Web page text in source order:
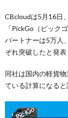
CBcloudは5月16日
「PickGo（ピック
パートナーは5万人
ぞれ突破したと発表
同社は国内の軽貨
ている計算になると